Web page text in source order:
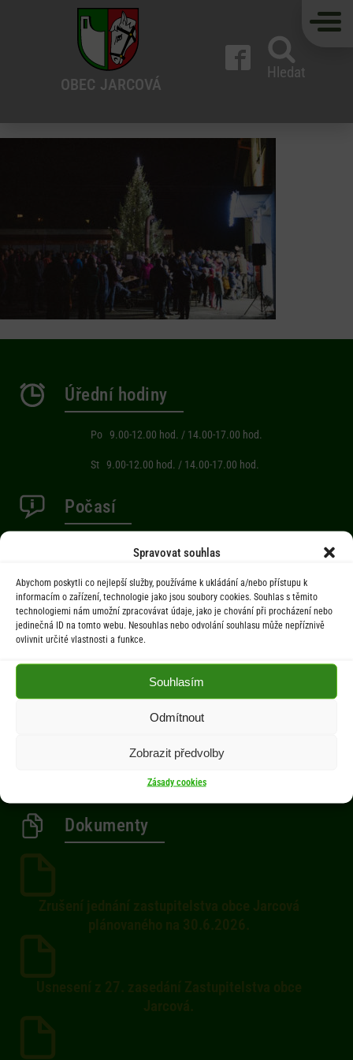
Spravovat souhlas
Abychom poskytli co nejlepší služby, používáme k ukládání a/nebo přístupu k
informacím o zařízení, technologie jako jsou soubory cookies. Souhlas s těmito
technologiemi nám umožní zpracovávat údaje, jako je chování při procházení nebo
jedinečná ID na tomto webu. Nesouhlas nebo odvolání souhlasu může nepříznivě
ovlivnit určité vlastnosti a funkce.
Souhlasím
Odmítnout
Zobrazit předvolby
Zásady cookies
OBEC JARCOVÁ
Hledat
Úřední hodiny
Po 9.00-12.00 hod. / 14.00-17.00 hod.
St 9.00-12.00 hod. / 14.00-17.00 hod.
Počasí
Aktuální informace o počasí z meteostanice (Brňov) vzdálené 2km od
Menu
Úřední deska
Obec
Občan
Aktuality
Dokumenty